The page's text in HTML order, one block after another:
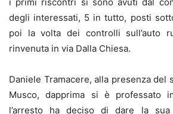
degli interessati, 5 in tutto, posti
poi la volta dei controlli sull’auto
rinvenuta in via Dalla Chiesa.
Daniele Tramacere, alla presenza del
Musco, dapprima si è professato
l’arresto ha deciso di dare la